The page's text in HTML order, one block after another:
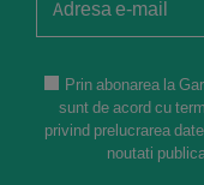
Prin abonarea la
sunt de acord cu
privind prelucrarea
noutati